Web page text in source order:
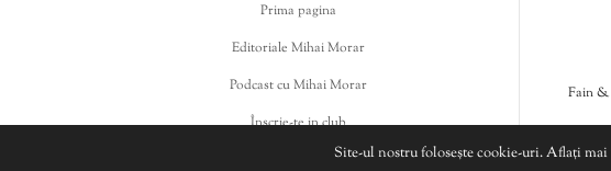
Prima pagina
Editoriale Mihai Morar
Podcast cu Mihai Morar
Înscrie-te in club
Fain &
Site-ul nostru folosește cookie-uri. Aflați